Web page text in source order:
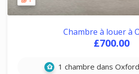
Chambre à louer à
£700.00
1 chambre dans